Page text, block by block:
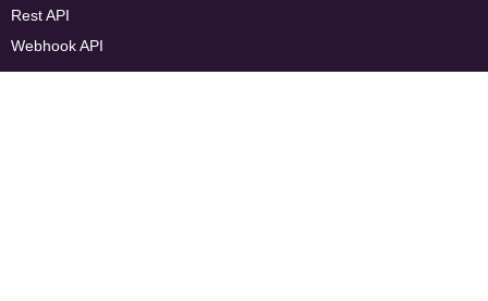
Rest API
Webhook API
SDK для мобильных приложений